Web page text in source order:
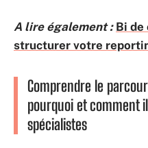
A lire également : Bi de
structurer votre
Comprendre le
pourquoi et comment
spécialistes